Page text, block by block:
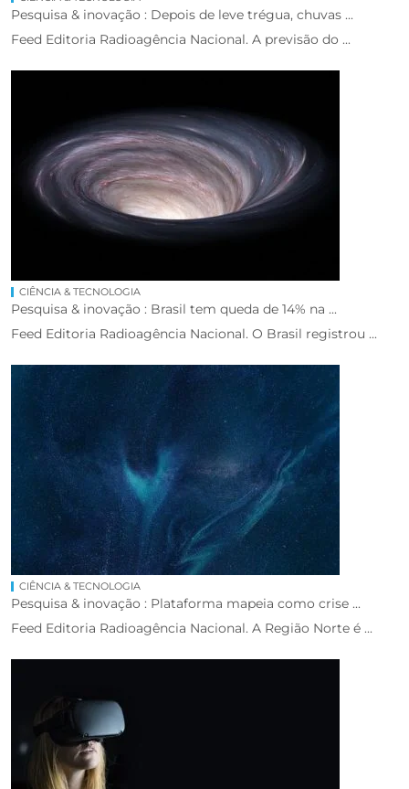
Pesquisa & inovação : Depois de leve trégua, chuvas ...
Feed Editoria Radioagência Nacional. A previsão do ...
CIÊNCIA & TECNOLOGIA
Pesquisa & inovação : Brasil tem queda de 14% na ...
Feed Editoria Radioagência Nacional. O Brasil registrou ...
CIÊNCIA & TECNOLOGIA
Pesquisa & inovação : Plataforma mapeia como crise ...
Feed Editoria Radioagência Nacional. A Região Norte é ...